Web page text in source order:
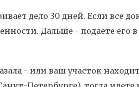
дело 30 дней. Если все
Дальше - подаете его
- или ваш участок